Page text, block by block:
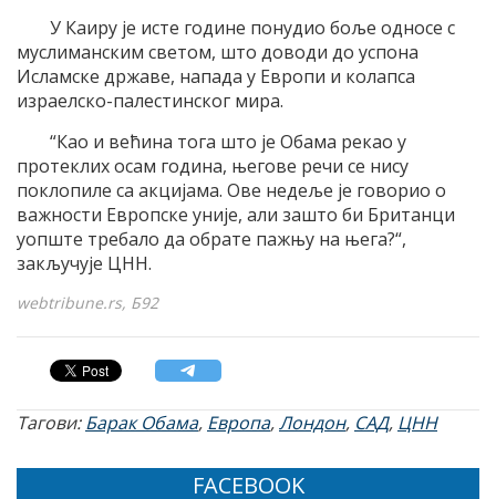
У Каиру је исте године понудио боље односе с
муслиманским светом, што доводи до успона
Исламске државе, напада у Европи и колапса
израелско-палестинског мира.
“Као и већина тога што је Обама рекао у
протеклих осам година, његове речи се нису
поклопиле са акцијама. Ове недеље је говорио о
важности Европске уније, али зашто би Британци
уопште требало да обрате пажњу на њега?“,
закључује ЦНН.
webtribune.rs, Б92
Тагови:Барак Обама, Европа,Лондон, САД, ЦНН
FACEBOOK